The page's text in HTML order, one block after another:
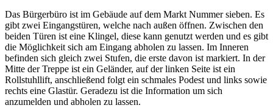
Das Bürgerbüro ist im Gebäude auf dem Markt Nummer sieben. Es
gibt zwei Eingangstüren, welche nach außen öffnen. Zwischen den
beiden Türen ist eine Klingel, diese kann genutzt werden und es gibt
die Möglichkeit sich am Eingang abholen zu lassen. Im Inneren
befinden sich gleich zwei Stufen, die erste davon ist markiert. In der
Mitte der Treppe ist ein Geländer, auf der linken Seite ist ein
Rollstuhllift, anschließend folgt ein schmales Podest und links sowie
rechts eine Glastür. Geradezu ist die Information um sich
anzumelden und abholen zu lassen.